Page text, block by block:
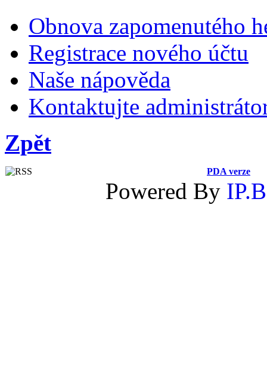
Obnova zapomenutého
Registrace nového účtu
Naše nápověda
Kontaktujte
Zpět
PDA verze
Powered By